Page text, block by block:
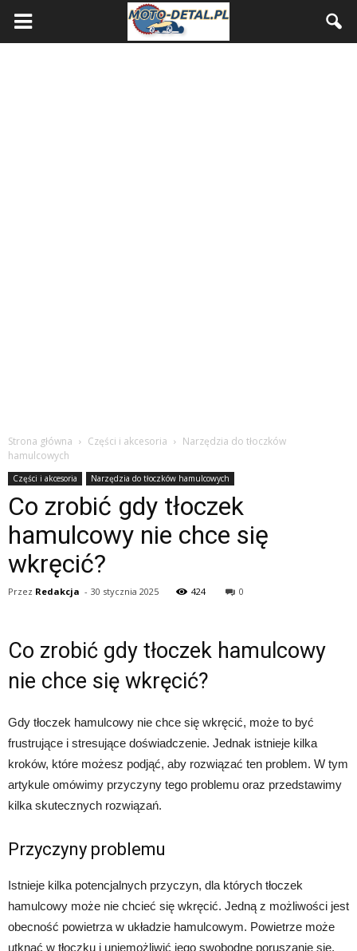
Strona główna Części i akcesoria
Narzędzia do tłoczków
hamulcowych
Części i akcesoria Narzędzia do tłoczków hamulcowych
Co zrobić gdy tłoczek
hamulcowy nie chce się
wkręcić?
Przez Redakcja - 30 stycznia 2025 424 0
Co zrobić gdy tłoczek hamulcowy
nie chce się wkręcić?
Gdy tłoczek hamulcowy nie chce się wkręcić, może to być
frustrujące i stresujące doświadczenie. Jednak istnieje kilka
kroków, które możesz podjąć, aby rozwiązać ten problem. W tym
artykule omówimy przyczyny tego problemu oraz przedstawimy
kilka skutecznych rozwiązań.
Przyczyny problemu
Istnieje kilka potencjalnych przyczyn, dla których tłoczek
hamulcowy może nie chcieć się wkręcić. Jedną z możliwości jest
obecność powietrza w układzie hamulcowym. Powietrze może
utknąć w tłoczku i uniemożliwić jego swobodne poruszanie się.